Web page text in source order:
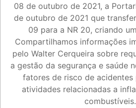
08 de outubro de 2021, a
de outubro de 2021 que
09 para a NR 20, criando
Compartilhamos informações
pelo Walter Cerqueira sobre
a gestão da segurança e saúde
fatores de risco de acidentes
atividades relacionadas a
combustíveis.